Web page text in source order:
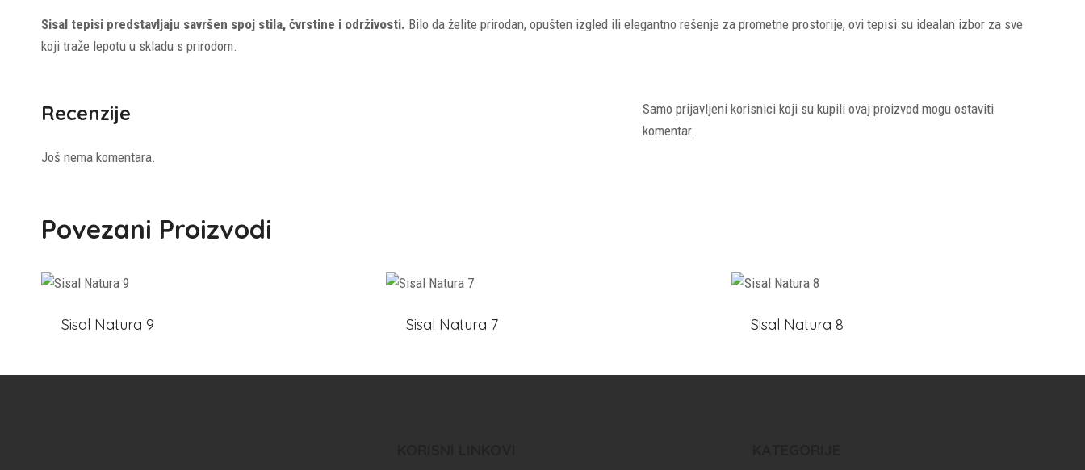
Sisal tepisi predstavljaju savršen spoj stila, čvrstine i održivosti. Bilo da želite prirodan, opušten izgled ili elegantno rešenje za prometne prostorije, ovi tepisi su idealan izbor za sve
koji traže lepotu u skladu s prirodom.
Recenzije
Još nema komentara.
Samo prijavljeni korisnici koji su kupili ovaj proizvod mogu ostaviti
komentar.
Povezani Proizvodi
Sisal Natura 9 Sisal Natura 7 Sisal Natura 8